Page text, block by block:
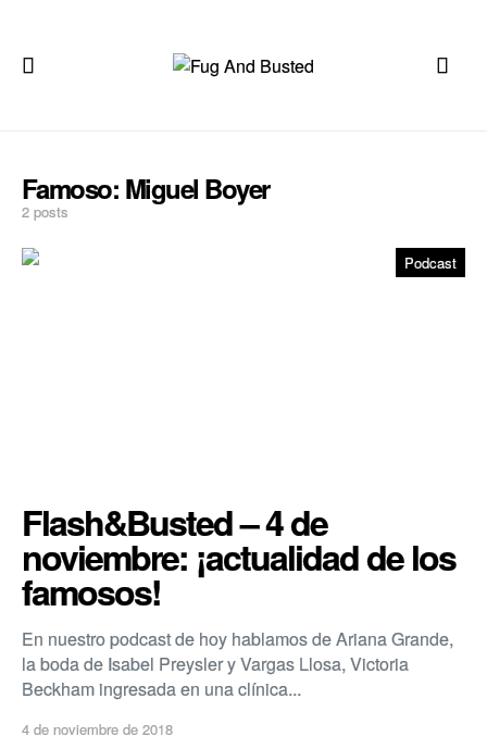
Famoso: Miguel Boyer
2 posts
Podcast
Flash&Busted – 4 de
noviembre: ¡actualidad de los
famosos!
En nuestro podcast de hoy hablamos de Ariana Grande,
la boda de Isabel Preysler y Vargas Llosa, Victoria
Beckham ingresada en una clínica...
4 de noviembre de 2018